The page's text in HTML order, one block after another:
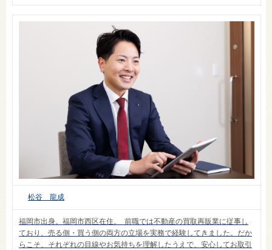
松谷 龍成
福岡市出身。福岡市西区在住。 前職では不動産の買取再販業に従事し
ており、売る側・買う側の両方の立場を実務で経験してきました。だか
らこそ、それぞれの目線やお気持ちを理解したうえで、安心してお取引